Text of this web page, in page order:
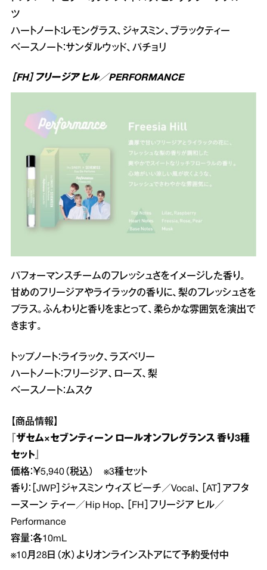
ツ
ハートノート：レモングラス、ジャスミン、ブラックティー
ベースノート：サンダルウッド、パチョリ
［FH］フリージア ヒル／PERFORMANCE
パフォーマンスチームのフレッシュさをイメージした香り。
甘めのフリージアやライラックの香りに、梨のフレッシュさを
プラス。ふんわりと香りをまとって、柔らかな雰囲気を演出で
きます。
トップノート：ライラック、ラズベリー
ハートノート：フリージア、ローズ、梨
ベースノート：ムスク
【商品情報】
『ザセム×セブンティーン ロールオンフレグランス 香り3種
セット』
価格：￥5,940（税込） ※3種セット
香り：［JWP］ジャスミン ウィズ ピーチ／Vocal、［AT］アフタ
ーヌーン ティー／Hip Hop、［FH］フリージア ヒル／
Performance
容量：各10mL
※10月28日（水）よりオンラインストアにて予約受付中